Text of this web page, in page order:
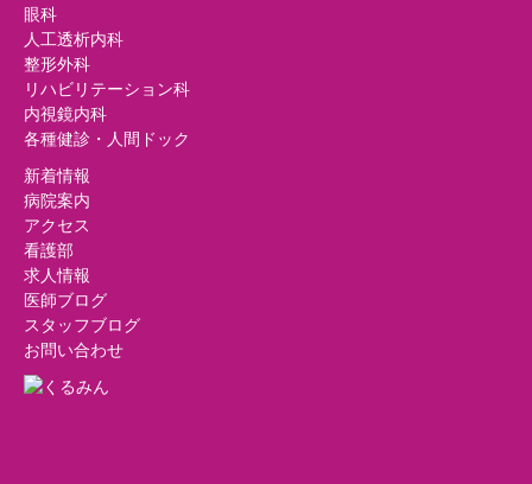
眼科
人工透析内科
整形外科
リハビリテーション科
内視鏡内科
各種健診・人間ドック
新着情報
病院案内
アクセス
看護部
求人情報
医師ブログ
スタッフブログ
お問い合わせ